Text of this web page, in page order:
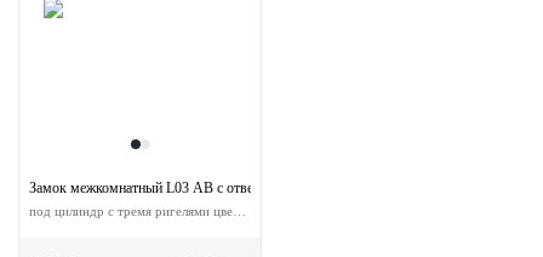
Замок межкомнатный L03 AB с ответной планкой